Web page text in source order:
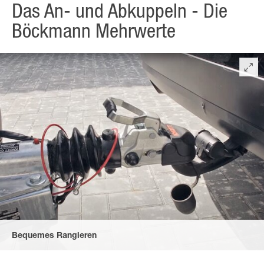
Das An- und Abkuppeln - Die
Böckmann Mehrwerte
Bequemes Rangieren